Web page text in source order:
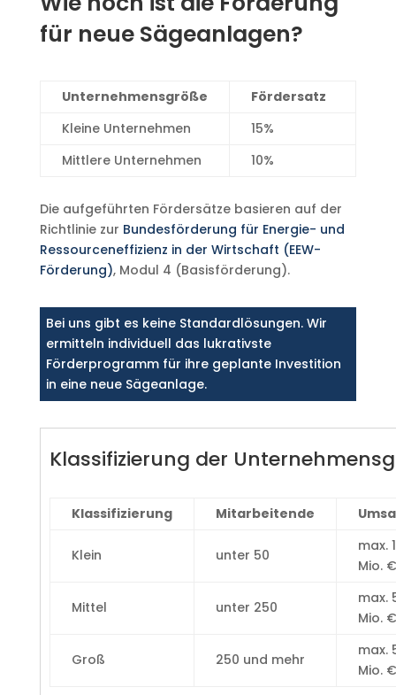
für neue Sägeanlagen?
Unternehmensgröße
Fördersatz
Kleine Unternehmen
15%
Mittlere Unternehmen
10%
Die aufgeführten Fördersätze basieren auf der
Richtlinie zur Bundesförderung für Energie- und
Ressourceneffizienz in der Wirtschaft (EEW-
Förderung), Modul 4 (Basisförderung).
Bei uns gibt es keine Standardlösungen. Wir
ermitteln individuell das lukrativste
Förderprogramm für ihre geplante Investition
in eine neue Sägeanlage.
Klassifizierung der
Klassifizierung Mitarbeitende
Klein unter 50
max.
Mio. €
Mittel unter 250
max.
Mio. €
Groß 250 und mehr
max.
Mio. €